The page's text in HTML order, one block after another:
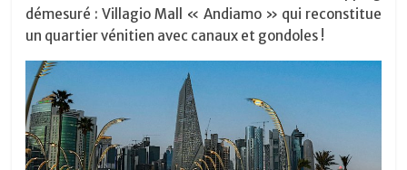
démesuré : Villagio Mall « Andiamo » qui reconstitue
un quartier vénitien avec canaux et gondoles !